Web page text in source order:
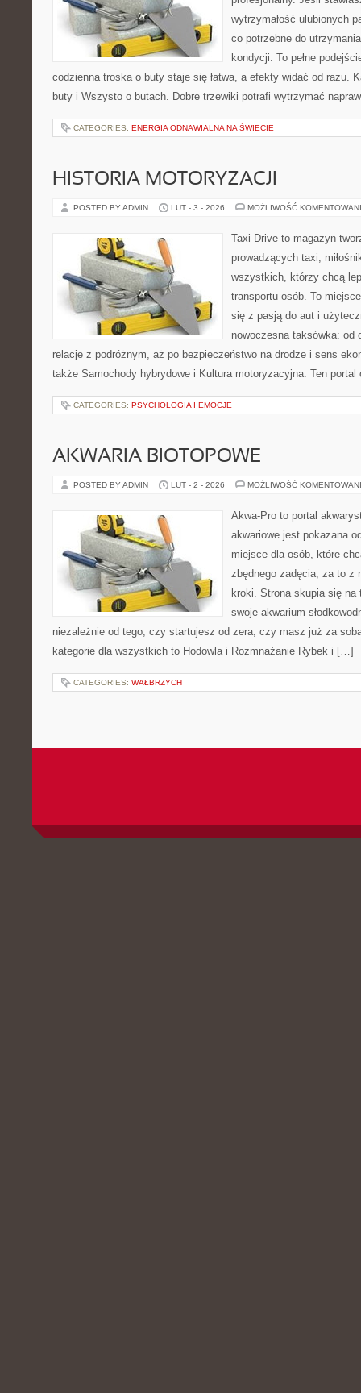
wytrzymałość ulubionych
co potrzebne do
kondycji. To pełne
codzienna troska o buty staje się łatwa, a efekty widać od razu.
buty i Wszysto o butach. Dobre trzewiki potrafi wytrzymać
CATEGORIES: ENERGIA ODNAWIALNA NA ŚWIECIE
HISTORIA MOTORYZACJI
POSTED BY ADMIN LUT - 3 - 2026 MOŻLIWOŚĆ
Taxi Drive to magazyn
prowadzących taxi,
wszystkich, którzy chcą
transportu osób. To
się z pasją do aut i
nowoczesna taksówka: od
relacje z podróżnym, aż po bezpieczeństwo na drodze i sens
także Samochody hybrydowe i Kultura motoryzacyjna. Ten
CATEGORIES: PSYCHOLOGIA I EMOCJE
AKWARIA BIOTOPOWE
POSTED BY ADMIN LUT - 2 - 2026 MOŻLIWOŚĆ
Akwa-Pro to portal
akwariowe jest pokazana
miejsce dla osób, które
zbędnego zadęcia, za to z
kroki. Strona skupia się na
swoje akwarium
niezależnie od tego, czy startujesz od zera, czy masz już za
kategorie dla wszystkich to Hodowla i Rozmnażanie Rybek i […]
CATEGORIES: WAŁBRZYCH